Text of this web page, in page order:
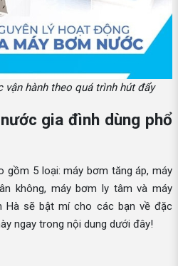
vận hành theo quá trình hút đẩy
gia đình dùng phổ
gồm 5 loại: máy bơm tăng áp, máy
không, máy bơm ly tâm và máy
Hà sẽ bật mí cho các bạn về đặc
ngay trong nội dung dưới đây!